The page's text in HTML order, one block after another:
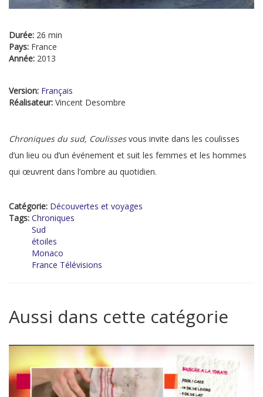
Durée: 26 min
Pays: France
Année: 2013
Version: Français
Réalisateur: Vincent Desombre
Chroniques du sud, Coulissesvous invite dans les coulisses
d’un lieu ou d’un événement et suit les femmes et les hommes
qui œuvrent dans l’ombre au quotidien.
Catégorie: Découvertes et voyages
Tags: Chroniques
Sud
étoiles
Monaco
France Télévisions
Aussi dans cette catégorie